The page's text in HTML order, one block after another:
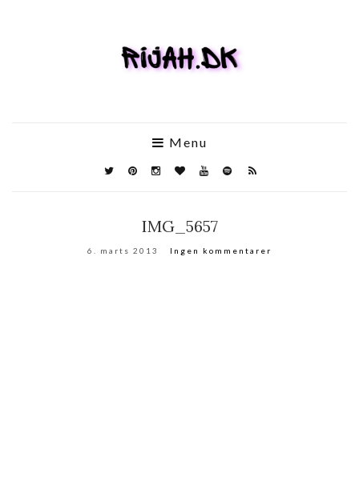
Menu
IMG_5657
6. marts 2013 Ingen kommentarer